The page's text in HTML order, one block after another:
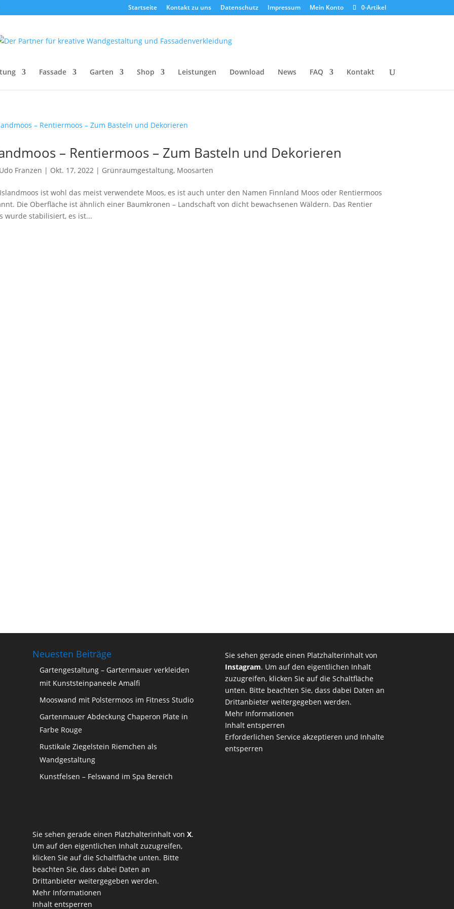
Startseite Kontakt zu uns Datenschutz Impressum Mein Konto 0-Artikel
Fassade Garten Shop Leistungen Download News FAQ Kontakt
– Rentiermoos – Zum Basteln und Dekorieren
Udo Franzen | Okt. 17, 2022| Grünraumgestaltung, Moosarten
ist wohl das meist verwendete Moos, es ist auch unter den Namen Finnland Moos oder Rentiermoos
Die Oberfläche ist ähnlich einer Baumkronen – Landschaft von dicht bewachsenen Wäldern. Das Rentier
wurde stabilisiert, es ist...
Neuesten Beiträge
Gartengestaltung – Gartenmauer verkleiden
mit Kunststeinpaneele Amalfi
Mooswand mit Polstermoos im Fitness Studio
Gartenmauer Abdeckung Chaperon Plate in
Farbe Rouge
Rustikale Ziegelstein Riemchen als
Wandgestaltung
Kunstfelsen – Felswand im Spa Bereich
Sie sehen gerade einen Platzhalterinhalt von X.
Um auf den eigentlichen Inhalt zuzugreifen,
klicken Sie auf die Schaltfläche unten. Bitte
beachten Sie, dass dabei Daten an
Drittanbieter weitergegeben werden.
Mehr Informationen
Inhalt entsperren
Sie sehen gerade einen Platzhalterinhalt von
Instagram. Um auf den eigentlichen Inhalt
zuzugreifen, klicken Sie auf die Schaltfläche
unten. Bitte beachten Sie, dass dabei Daten an
Drittanbieter weitergegeben werden.
Mehr Informationen
Inhalt entsperren
Erforderlichen Service akzeptieren und Inhalte
entsperren